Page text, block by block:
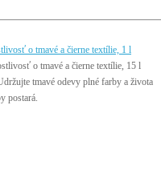
o tmavé a čierne textílie, 1 l
o tmavé a čierne textílie, 15 l
tmavé odevy plné farby a života
postará.